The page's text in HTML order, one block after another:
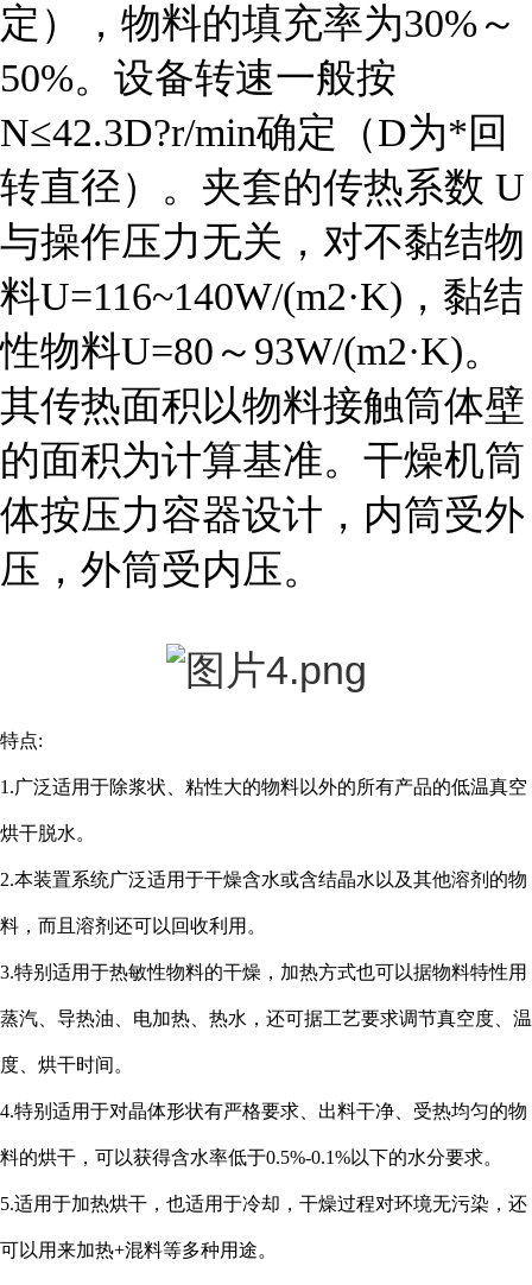
定），物料的填充率为30%～
50%。设备转速一般按
N≤42.3D?r/min确定（D为*回
转直径）。夹套的传热系数 U
与操作压力无关，对不黏结物
料U=116~140W/(m2·K)，黏结
性物料U=80～93W/(m2·K)。
其传热面积以物料接触筒体壁
的面积为计算基准。干燥机筒
体按压力容器设计，内筒受外
压，外筒受内压。
特点:
1.广泛适用于除浆状、粘性大的物料以外的所有产品的低温真空
烘干脱水。
2.本装置系统广泛适用于干燥含水或含结晶水以及其他溶剂的物
料，而且溶剂还可以回收利用。
3.特别适用于热敏性物料的干燥，加热方式也可以据物料特性用
蒸汽、导热油、电加热、热水，还可据工艺要求调节真空度、温
度、烘干时间。
4.特别适用于对晶体形状有严格要求、出料干净、受热均匀的物
料的烘干，可以获得含水率低于0.5%-0.1%以下的水分要求。
5.适用于加热烘干，也适用于冷却，干燥过程对环境无污染，还
可以用来加热+混料等多种用途。